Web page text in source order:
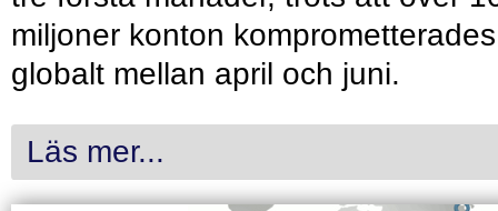
miljoner konton komprometterades
globalt mellan april och juni.
Läs mer...